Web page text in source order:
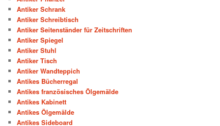
Antiker Schrank
Antiker Schreibtisch
Antiker Seitenständer für Zeitschriften
Antiker Spiegel
Antiker Stuhl
Antiker Tisch
Antiker Wandteppich
Antikes Bücherregal
Antikes französisches Ölgemälde
Antikes Kabinett
Antikes Ölgemälde
Antikes Sideboard